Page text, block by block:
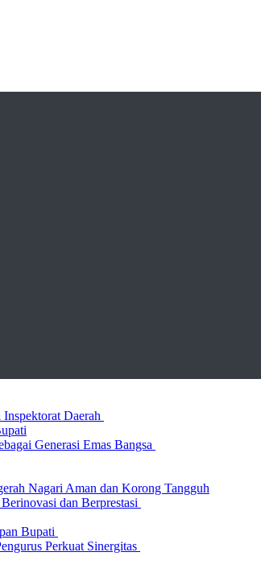
Daerah
Generasi Emas Bangsa
Nagari Aman dan Korong Tangguh
dan Berprestasi
Bupati
Perkuat Sinergitas